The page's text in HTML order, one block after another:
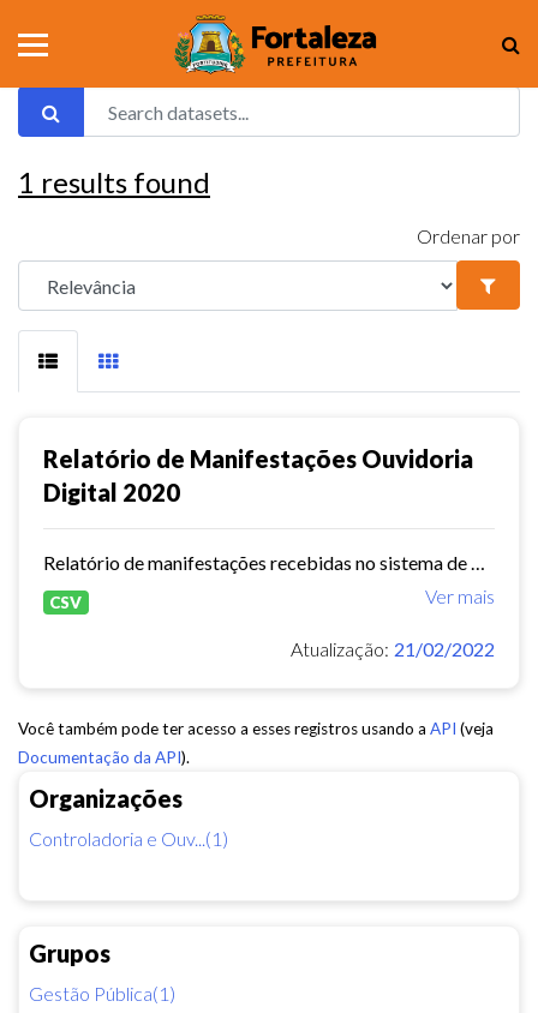
Organizações
Controladoria e Ouv...(1)
Grupos
Gestão Pública(1)
1 results found
Ordenar por
Relatório de Manifestações Ouvidoria
Digital 2020
Ver mais
CSV
Atualização: 21/02/2022
Você também pode ter acesso a esses registros usando a API (veja
Documentação da API).